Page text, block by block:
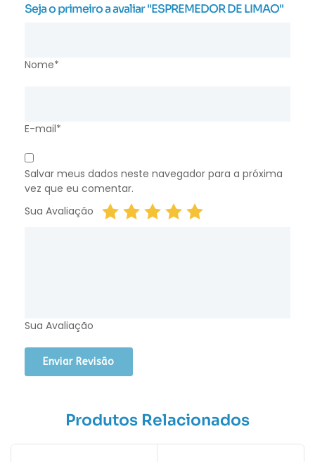
Seja o primeiro a avaliar "ESPREMEDOR DE LIMAO"
Nome*
E-mail*
Salvar meus dados neste navegador para a próxima
vez que eu comentar.
Sua Avaliação
Sua Avaliação
Produtos Relacionados